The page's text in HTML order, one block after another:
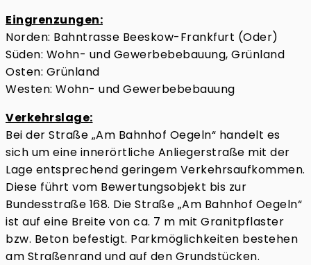
Eingrenzungen:
Norden: Bahntrasse Beeskow-Frankfurt (Oder)
Süden: Wohn- und Gewerbebebauung, Grünland
Osten: Grünland
Westen: Wohn- und Gewerbebebauung
Verkehrslage:
Bei der Straße „Am Bahnhof Oegeln“ handelt es
sich um eine innerörtliche Anliegerstraße mit der
Lage entsprechend geringem Verkehrsaufkommen.
Diese führt vom Bewertungsobjekt bis zur
Bundesstraße 168. Die Straße „Am Bahnhof Oegeln“
ist auf eine Breite von ca. 7 m mit Granitpflaster
bzw. Beton befestigt. Parkmöglichkeiten bestehen
am Straßenrand und auf den Grundstücken.